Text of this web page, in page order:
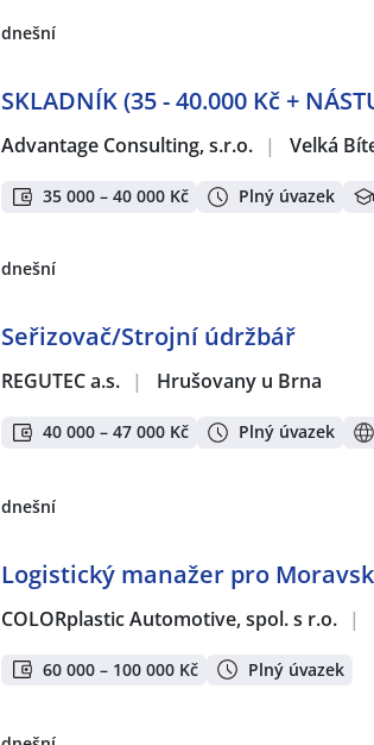
dnešní
SKLADNÍK (35 - 40.000 Kč +
Advantage Consulting, s.r.o. | Velká
35 000 – 40 000 Kč Plný úvazek
dnešní
Seřizovač/Strojní údržbář
REGUTEC a.s. | Hrušovany u Brna
40 000 – 47 000 Kč Plný úvazek
dnešní
Logistický manažer pro
COLORplastic Automotive, spol. s r.o. |
60 000 – 100 000 Kč Plný úvazek